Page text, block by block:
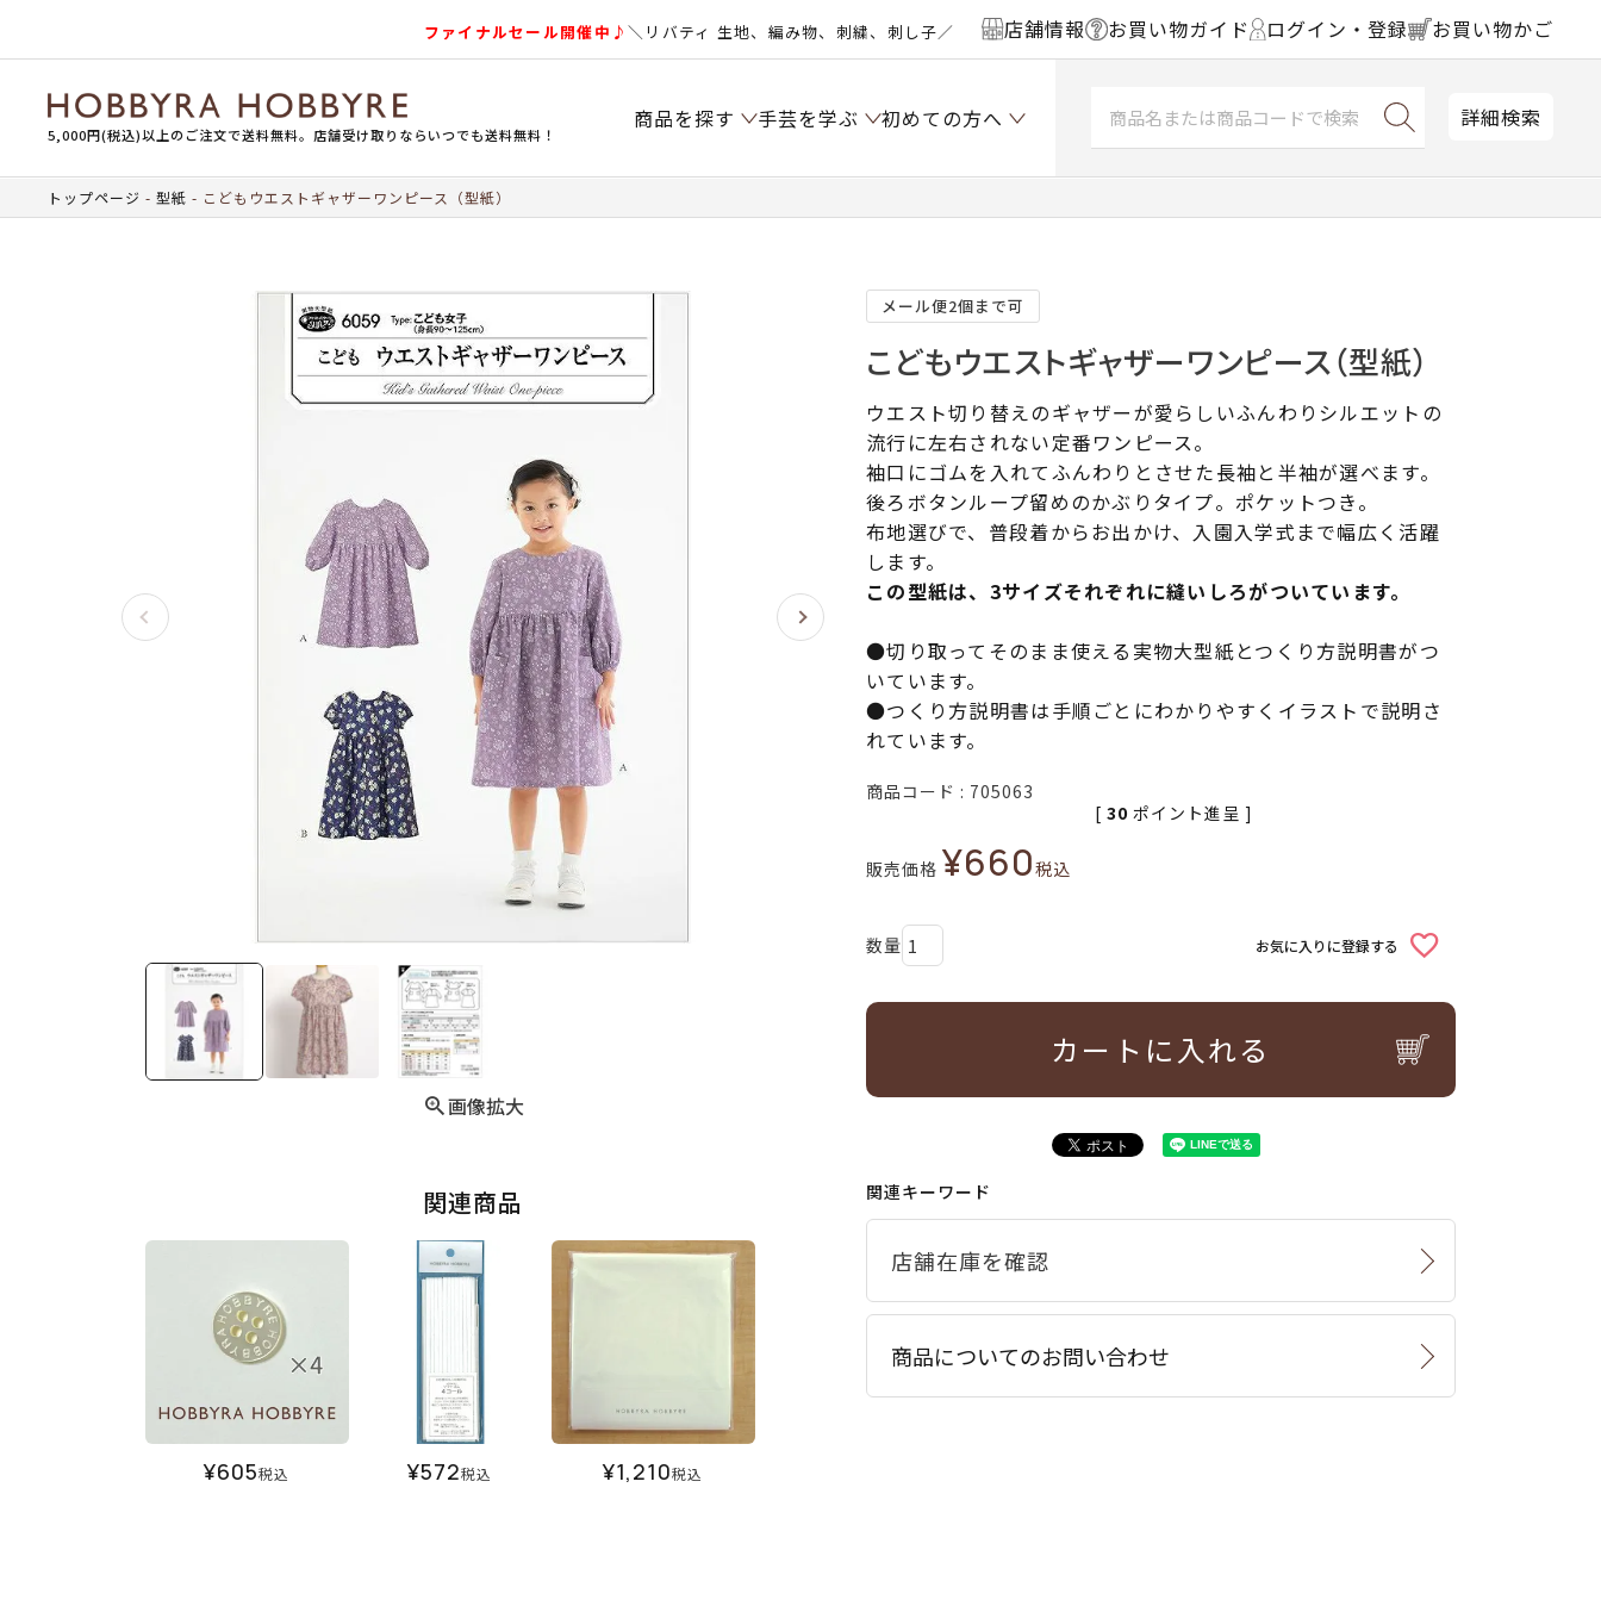
ファイナルセール開催中♪＼リバティ 生地、編み物、刺繍、刺し子／ 店舗情報 お買い物ガイド ログイン・登録 お買い物かご
5,000円(税込)以上のご注文で送料無料。店舗受け取りならいつでも送料無料！
商品を探す 手芸を学ぶ 初めての方へ 詳細検索
トップページ 型紙 こどもウエストギャザーワンピース（型紙）
画像拡大
関連商品
¥605税込 ¥572税込 ¥1,210税込
メール便2個まで可
こどもウエストギャザーワンピース（型紙）
ウエスト切り替えのギャザーが愛らしいふんわりシルエットの
流行に左右されない定番ワンピース。
袖口にゴムを入れてふんわりとさせた長袖と半袖が選べます。
後ろボタンループ留めのかぶりタイプ。ポケットつき。
布地選びで、普段着からお出かけ、入園入学式まで幅広く活躍
します。
この型紙は、3サイズそれぞれに縫いしろがついています。
●切り取ってそのまま使える実物大型紙とつくり方説明書がつ
いています。
●つくり方説明書は手順ごとにわかりやすくイラストで説明さ
れています。
商品コード 705063
販売価格 ¥660税込
[ 30 ポイント進呈 ]
お気に入りに登録する
カートに入れる
関連キーワード
商品についてのお問い合わせ